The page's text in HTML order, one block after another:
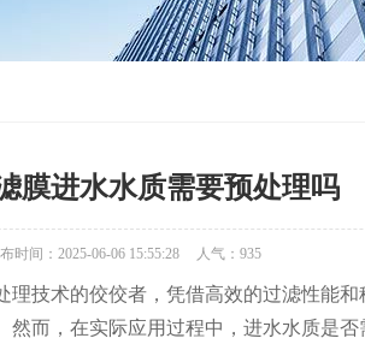
膜进水水质需要预处理吗
时间：2025-06-06 15:55:28 人气： 935
理技术的佼佼者，凭借高效的过滤性能
而，在实际应用过程中，进水水质是